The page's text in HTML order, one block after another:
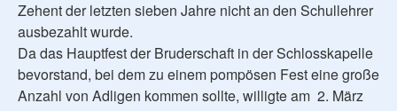
Zehent der letzten sieben Jahre nicht an den Schullehrer
ausbezahlt wurde.
Da das Hauptfest der Bruderschaft in der Schlosskapelle
bevorstand, bei dem zu einem pompösen Fest eine große
Anzahl von Adligen kommen sollte, willigte am 2. März